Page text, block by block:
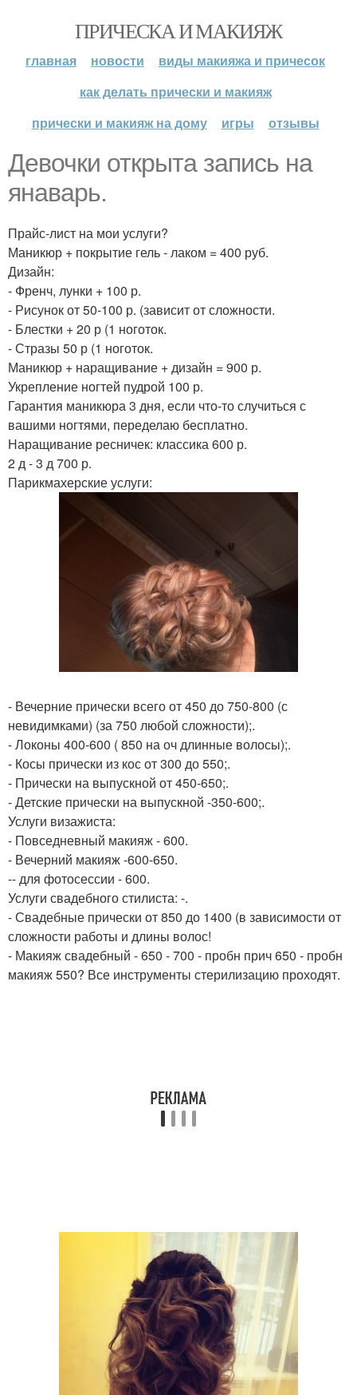
ПРИЧЕСКА И МАКИЯЖ
главная новости
виды макияжа и причесок
как делать прически и макияж
прически и макияж на дому
игры отзывы
Девочки открыта запись на
янаварь.
Прайс-лист на мои услуги?
Маникюр + покрытие гель - лаком = 400 руб.
Дизайн:
- Френч, лунки + 100 р.
- Рисунок от 50-100 р. (зависит от сложности.
- Блестки + 20 р (1 ноготок.
- Стразы 50 р (1 ноготок.
Маникюр + наращивание + дизайн = 900 р.
Укрепление ногтей пудрой 100 р.
Гарантия маникюра 3 дня, если что-то случиться с
вашими ногтями, переделаю бесплатно.
Наращивание ресничек: классика 600 р.
2 д - 3 д 700 р.
Парикмахерские услуги:
- Вечерние прически всего от 450 до 750-800 (с
невидимками) (за 750 любой сложности);.
- Локоны 400-600 ( 850 на оч длинные волосы);.
- Косы прически из кос от 300 до 550;.
- Прически на выпускной от 450-650;.
- Детские прически на выпускной -350-600;.
Услуги визажиста:
- Повседневный макияж - 600.
- Вечерний макияж -600-650.
-- для фотосессии - 600.
Услуги свадебного стилиста: -.
- Свадебные прически от 850 до 1400 (в зависимости от
сложности работы и длины волос!
- Макияж свадебный - 650 - 700 - пробн прич 650 - пробн
макияж 550? Все инструменты стерилизацию проходят.